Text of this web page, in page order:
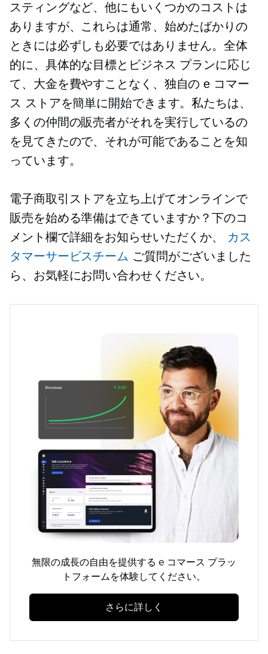
スティングなど、他にもいくつかのコストは
ありますが、これらは通常、始めたばかりの
ときには必ずしも必要ではありません。全体
的に、具体的な目標とビジネス プランに応じ
て、大金を費やすことなく、独自の e コマー
ス ストアを簡単に開始できます。私たちは、
多くの仲間の販売者がそれを実行しているの
を見てきたので、それが可能であることを知
っています。
電子商取引ストアを立ち上げてオンラインで
販売を始める準備はできていますか？下のコ
メント欄で詳細をお知らせいただくか、 カス
タマーサービスチーム ご質問がございました
ら、お気軽にお問い合わせください。
無限の成長の自由を提供する e コマース プラッ
トフォームを体験してください。
さらに詳しく